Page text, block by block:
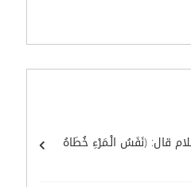
قال: (نَفَسُ الْـمَرْءِ خُطَاهُ